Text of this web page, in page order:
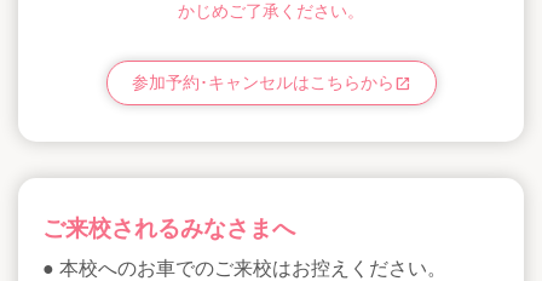
かじめご了承ください。
参加予約･キャンセルはこちらからopen_in_new
ご来校されるみなさまへ
● 本校へのお車でのご来校はお控えください。